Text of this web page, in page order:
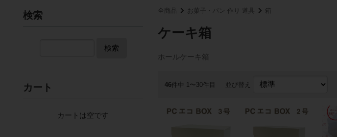
全商品 お菓子・パン 作り 道具 箱
ケーキ箱
ホールケーキ箱
46件中 1〜30件目 並び替え
検索
検索
カート
カートは空です